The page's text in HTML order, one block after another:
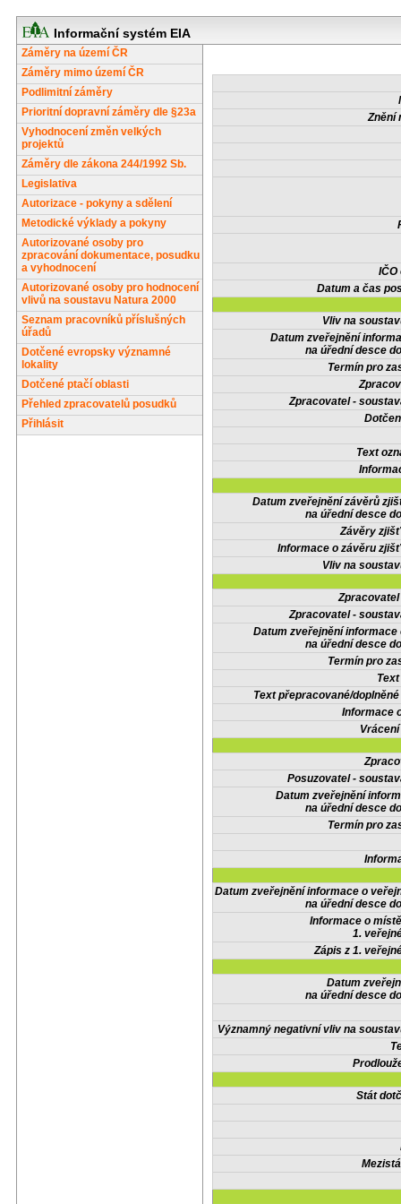
Informační systém EIA
Záměry na území ČR
Záměry mimo území ČR
Podlimitní záměry
Prioritní dopravní záměry dle §23a
Vyhodnocení změn velkých
projektů
Záměry dle zákona 244/1992 Sb.
Legislativa
Autorizace - pokyny a sdělení
Metodické výklady a pokyny
Autorizované osoby pro
zpracování dokumentace, posudku
a vyhodnocení
Autorizované osoby pro hodnocení
vlivů na soustavu Natura 2000
Seznam pracovníků příslušných
úřadů
Dotčené evropsky významné
lokality
Dotčené ptačí oblasti
Přehled zpracovatelů posudků
Přihlásit
Znění
IČO
Datum a čas
Vliv na
Datum zveřejnění
na úřední desce
Termín pro
Zpracovatel -
Text
Datum zveřejnění závěrů
na úřední desce
Závěry
Informace o závěru
Vliv na
Zpracovatel -
Datum zveřejnění informace
na úřední desce
Termín pro
Text přepracované/
Informace
Posuzovatel -
Datum zveřejnění
na úřední desce
Termín pro
Datum zveřejnění informace o
na úřední desce
Informace o
1.
Zápis z 1.
Datum
na úřední desce
Významný negativní vliv na
Stát